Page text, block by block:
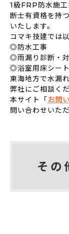
1級FRP防水施
断士有資格を持
いたします。
コマキ技建では
◎防水工事
◎雨漏り診断・
◎浴室用床シー
東海地方で水漏
弊社にご相談く
本サイト「お問
問い合わせいただ